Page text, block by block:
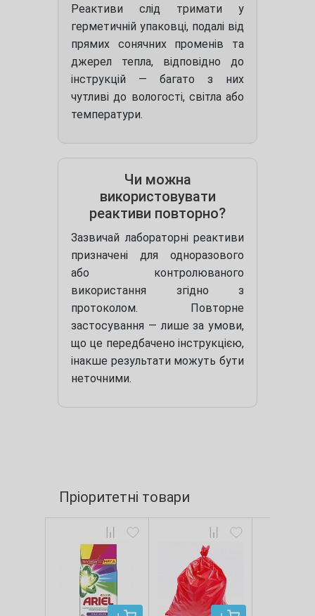
Реактиви слід тримати у
герметичній упаковці, подалі від
прямих сонячних променів та
джерел тепла, відповідно до
інструкцій — багато з них
чутливі до вологості, світла або
температури.
Чи можна
використовувати
реактиви повторно?
Зазвичай лабораторні реактиви
призначені для одноразового
або контролю­ваного
використання згідно з
протоколом. Повторне
застосування — лише за умови,
що це передбачено інструкцією,
інакше результати можуть бути
неточними.
Пріоритетні товари